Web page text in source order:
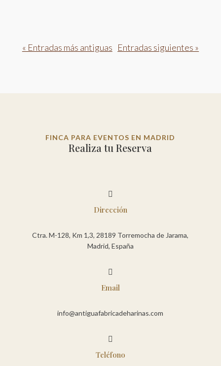
« Entradas más antiguas Entradas siguientes »
FINCA PARA EVENTOS EN MADRID
Realiza tu Reserva

Dirección
Ctra. M-128, Km 1,3, 28189 Torremocha de Jarama,
Madrid, España

Email
info@antiguafabricadeharinas.com

Teléfono